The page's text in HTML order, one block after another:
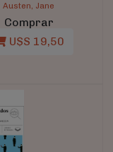
Austen, Jane
Comprar
U$S 19,50